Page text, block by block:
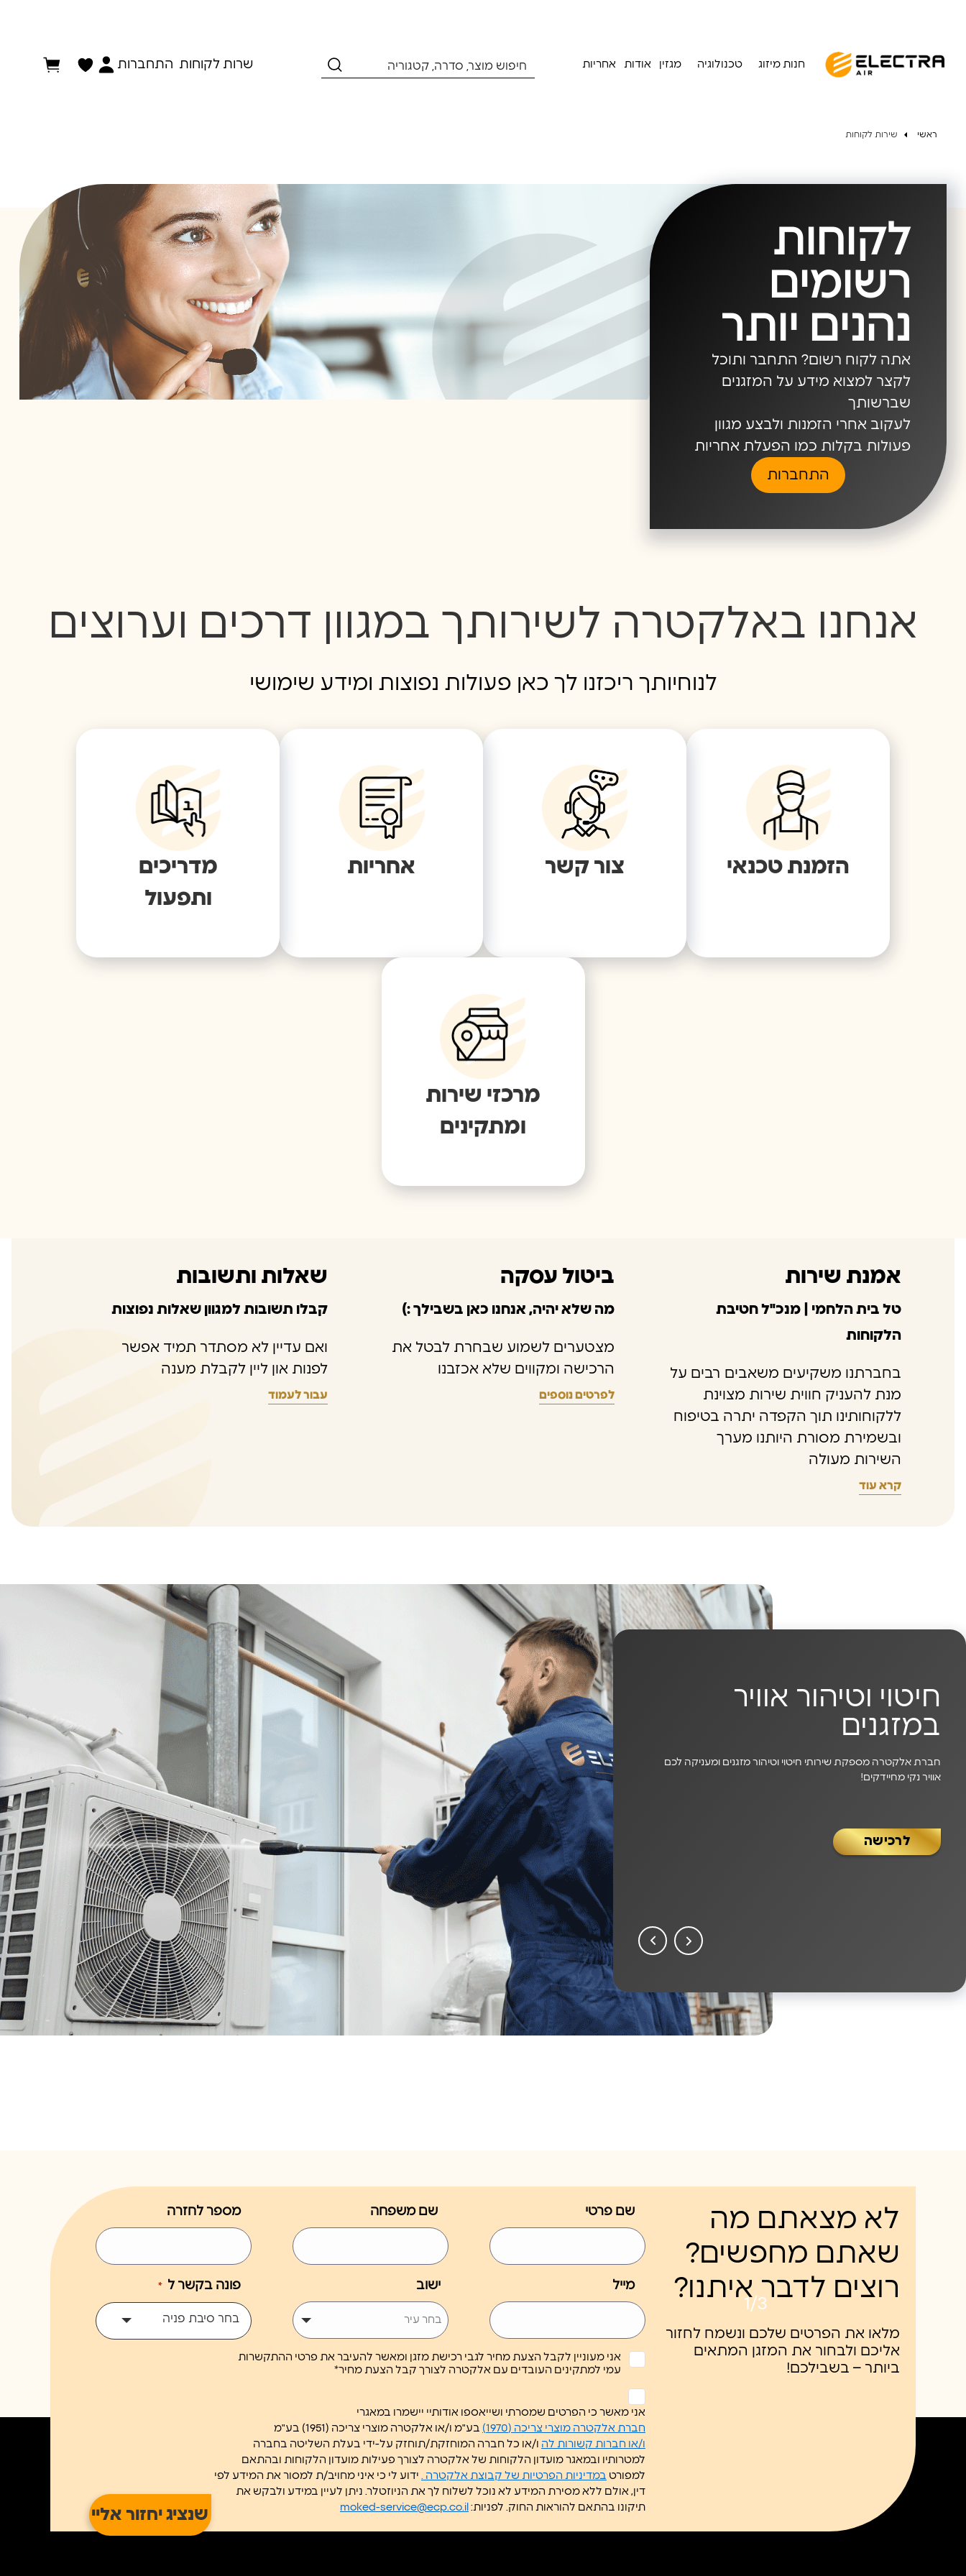
חנות מיזוג טכנולוגיה מגזין אודות אחריות שרות לקוחות התחברות
ראשי שירות לקוחות
לקוחות
רשומים
נהנים יותר
אתה לקוח רשום? התחבר ותוכל
לקצר למצוא מידע על המזגנים
שברשותך
לעקוב אחרי הזמנות ולבצע מגוון
פעולות בקלות כמו הפעלת אחריות
התחברות
אנחנו באלקטרה לשירותך במגוון דרכים וערוצים
לנוחיותך ריכזנו לך כאן פעולות נפוצות ומידע שימושי
הזמנת טכנאי צור קשר אחריות
מדריכים
ותפעול
מרכזי שירות
ומתקינים
אמנת שירות
טל בית הלחמי | מנכ"ל חטיבת
הלקוחות
בחברתנו משקיעים משאבים רבים על
מנת להעניק חווית שירות מצוינת
ללקוחותינו תוך הקפדה יתרה בטיפוח
ובשמירת מסורת היותנו מערך
השירות מעולה
קרא עוד
ביטול עסקה
מה שלא יהיה, אנחנו כאן בשבילך :)
מצטערים לשמוע שבחרת לבטל את
הרכישה ומקווים שלא אכזבנו
לפרטים נוספים
שאלות ותשובות
קבלו תשובות למגוון שאלות נפוצות
ואם עדיין לא מסתדר תמיד אפשר
לפנות און ליין לקבלת מענה
עבור לעמוד
1/3
חיטוי וטיהור אוויר
במזגנים
חברת אלקטרה מספקת שירותי חיטוי וטיהור מזגנים ומעניקה לכם
אוויר נקי מחיידקים!
לרכישה
לא מצאתם מה
שאתם מחפשים?
רוצים לדבר איתנו?
מלאו את הפרטים שלכם ונשמח לחזור
אליכם ולבחור את המזגן המתאים
ביותר – בשבילכם!
שם פרטי שם משפחה מספר לחזרה
מייל ישוב פונה בקשר ל *
בחר סיבת פניה
אני מעוניין לקבל הצעת מחיר לגבי רכישת מזגן ומאשר להעיבר את פרטי ההתקשרות
עמי למתקינים העובדים עם אלקטרה לצורך קבל הצעת מחיר*
כותרת
אני מאשר כי הפרטים שמסרתי ושייאספו אודותיי יישמרו במאגרי
חברת אלקטרה מוצרי צריכה (1970)
בע"מ ו/או אלקטרה מוצרי צריכה (1951) בע"מ
ו/או חברות קשורות לה ו/או כל חברה המוחזקת/תוחזק על-ידי בעלת השליטה בחברה
למטרותיו ובמאגר מועדון הלקוחות של אלקטרה לצורך פעילות מועדון הלקוחות ובהתאם
למפורט במדיניות הפרטיות של קבוצת אלקטרה . ידוע לי כי איני מחויב/ת למסור את המידע לפי
דין, אולם ללא מסירת המידע לא נוכל לשלוח לך את הניוזטלר. ניתן לעיין במידע ולבקש את
תיקונו בהתאם להוראות החוק. לפניות:
moked-service@ecp.co.il